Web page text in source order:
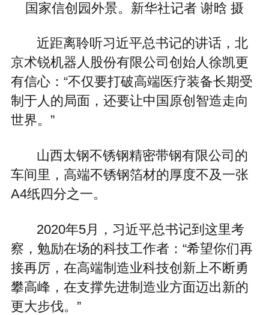
国家信创园外景。新华社记者 谢晗 摄
近距离聆听习近平总书记的讲话，北
京术锐机器人股份有限公司创始人徐凯更
有信心：“不仅要打破高端医疗装备长期受
制于人的局面，还要让中国原创智造走向
世界。”
山西太钢不锈钢精密带钢有限公司的
车间里，高端不锈钢箔材的厚度不及一张
A4纸四分之一。
2020年5月，习近平总书记到这里考
察，勉励在场的科技工作者：“希望你们再
接再厉，在高端制造业科技创新上不断勇
攀高峰，在支撑先进制造业方面迈出新的
更大步伐。”